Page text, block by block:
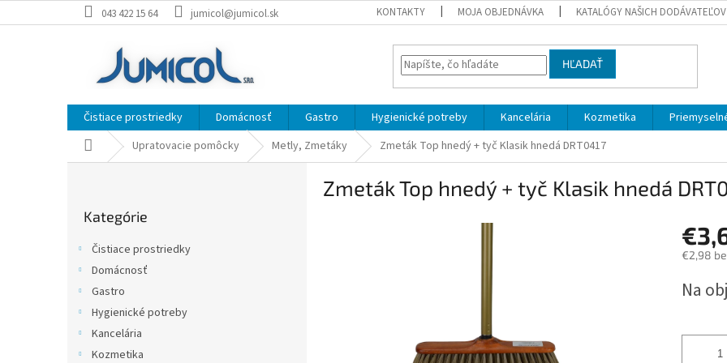
na
043 422 15 64 jumicol@jumicol.sk KONTAKTY MOJA OBJEDNÁVKA KATALÓGY NAŠICH DODÁVATEĽOV
HĽADAŤ
Čistiace prostriedky Domácnosť Gastro Hygienické potreby Kancelária Kozmetika
DomovUpratovacie pomôcky Metly, Zmetáky Zmeták Top hnedý + tyč Klasik hnedá DRT0417
kategórie
Kategórie
Čistiace prostriedky
Domácnosť
Gastro
Hygienické potreby
Kancelária
Kozmetika
Zmeták Top hnedý + tyč Klasik hnedá
€2,98
cena:
Na